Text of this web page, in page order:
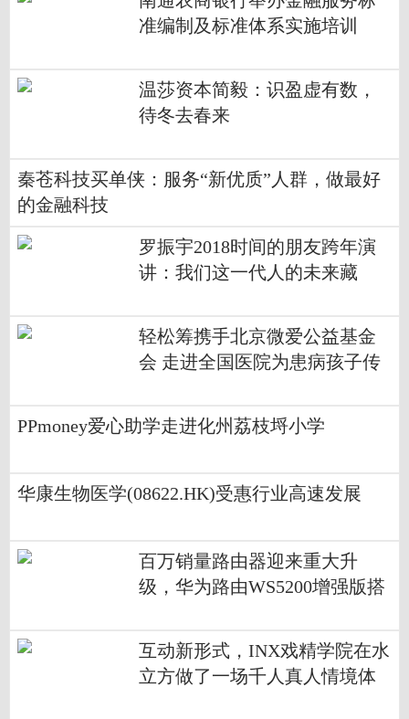
准编制及标准体系实施培训
​温莎资本简毅：识盈虚有数，
待冬去春来
秦苍科技买单侠：服务“新优质”人群，做最好
的金融科技
罗振宇2018时间的朋友跨年演
讲：我们这一代人的未来藏
轻松筹携手北京微爱公益基金
会 走进全国医院为患病孩子传
PPmoney爱心助学走进化州荔枝埒小学
华康生物医学(08622.HK)受惠行业高速发展
百万销量路由器迎来重大升
级，华为路由WS5200增强版搭
互动新形式，INX戏精学院在水
立方做了一场千人真人情境体